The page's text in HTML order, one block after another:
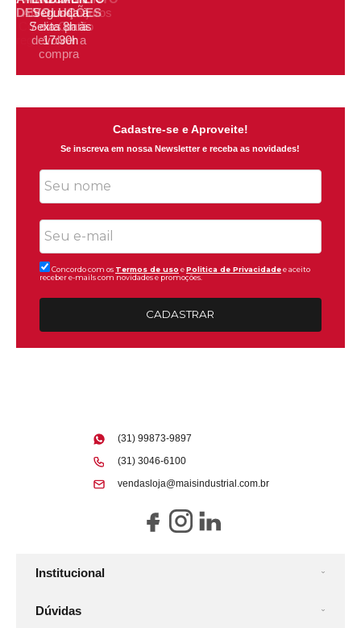
GRÁTIS
Configura o
regulamento
Até 3x sem juros
no Cartão
DEVOLUÇÕES
7 dias para
devolver a
compra
Segunda à
Sexta 8h às
17:30h
Cadastre-se e Aproveite!
Se inscreva em nossa Newsletter e receba as novidades!
Concordo com os Termos de uso ePolitica de Privacidadee aceito
receber e-mails com novidades e promoções.
CADASTRAR
Institucional
Dúvidas
(31) 99873-9897
(31) 3046-6100
vendasloja@maisindustrial.com.br